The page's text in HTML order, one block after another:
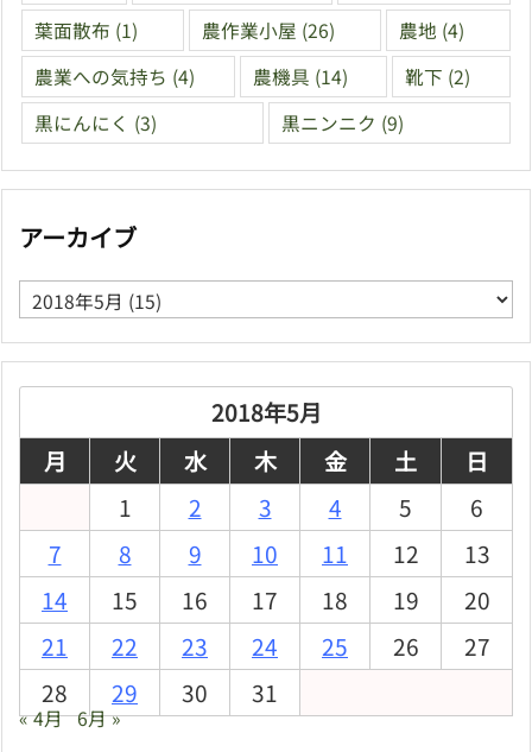
葉面散布 (1) 農作業小屋 (26) 農地 (4)
農業への気持ち (4) 農機具 (14) 靴下 (2)
黒にんにく (3) 黒ニンニク (9)
アーカイブ
ア
ー
カ
2018年5月
月
火 水 木 金 土
日
1
2 3 4 5
6
7
8 9 10 11 12
13
14
15 16 17 18 19
20
21
22 23 24 25 26
27
28
29 30 31
« 4月 6月 »